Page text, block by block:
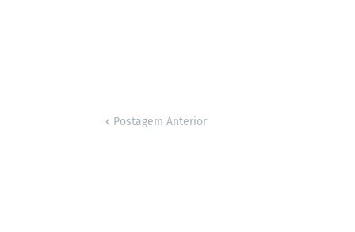
Postagem Anterior